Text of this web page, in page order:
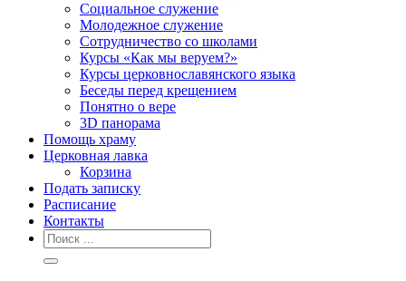
Социальное служение
Молодежное служение
Сотрудничество со школами
Курсы «Как мы веруем?»
Курсы церковнославянского языка
Беседы перед крещением
Понятно о вере
3D панорама
Помощь храму
Церковная лавка
Корзина
Подать записку
Расписание
Контакты